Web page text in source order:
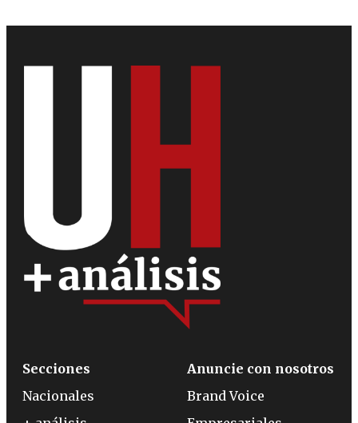
Secciones
Nacionales
Anuncie con nosotros
Brand Voice